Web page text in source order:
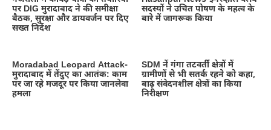
पर DIG मुरादाबाद ने की समीक्षा
बैठक, सुरक्षा और डायवर्जन पर दिए
सख्त निर्देश
सदस्यों ने उचित पोषण के महत्व के
बारे में जागरूक किया
Moradabad Leopard Attack-
मुरादाबाद में तेंदुए का आतंक: काम
पर जा रहे मजदूर पर किया जानलेवा
हमला
SDM नें गंगा तटवर्ती क्षेत्रों में
ग्रामीणों से भी सतर्क रहने को कहा,
बाढ़ संवेदनशील क्षेत्रों का किया
निरीक्षण